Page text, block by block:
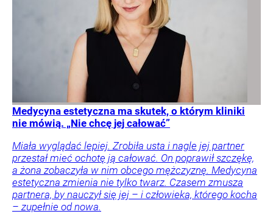
Medycyna estetyczna ma skutek, o którym kliniki
nie mówią. „Nie chcę jej całować”
Miała wyglądać lepiej. Zrobiła usta i nagle jej partner
przestał mieć ochotę ją całować. On poprawił szczękę,
a żona zobaczyła w nim obcego mężczyznę. Medycyna
estetyczna zmienia nie tylko twarz. Czasem zmusza
partnera, by nauczył się jej – i człowieka, którego kocha
– zupełnie od nowa.